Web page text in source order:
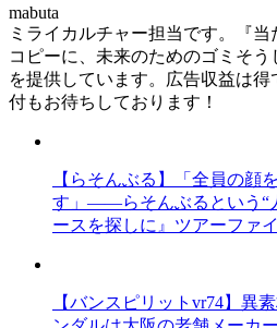
mabuta
ミライカルチャー担当です。『
コピーに、未来のためのゴミそ
を提供しています。広告収益は
付もお待ちしております！
【らそんぶる】「全員の顔
す」――らそんぶるという“
ースを探しに』ツアーファ
【バンスピリットvr74】異